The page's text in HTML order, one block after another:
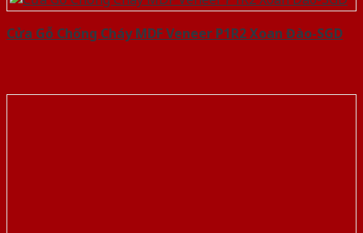
Cửa Gỗ Chống Cháy MDF Veneer P1R2 Xoan Đào-SGD